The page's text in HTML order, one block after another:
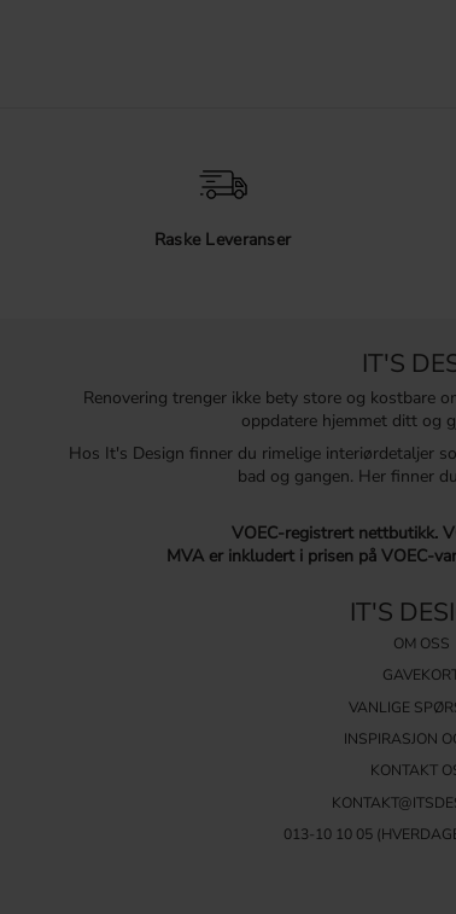
Raske Leveranser
IT'S
Renovering trenger ikke bety store og kostbare
oppdatere hjemmet ditt og
Hos It's Design finner du rimelige interiørdetaljer
bad og gangen. Her finner
VOEC-registrert nettbutikk.
MVA er inkludert i prisen på VOEC-
IT'S
OM OSS
VANLIGE
INSPIRASJON
KONTAKT
013-10 10 05